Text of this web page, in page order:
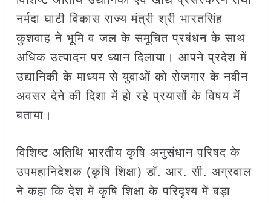
नर्मदा घाटी विकास राज्य मंत्री श्री भारतसिंह
कुशवाह ने भूमि व जल के समूचित प्रबंधन के साथ
अधिक उत्पादन पर ध्यान दिलाया। आपने प्रदेश में
उद्यानिकी के माध्यम से युवाओं को रोजगार के नवीन
अवसर देने की दिशा में हो रहे प्रयासों के विषय में
बताया।
विशिष्ट अतिथि भारतीय कृषि अनुसंधान परिषद के
उपमहानिदेशक (कृषि शिक्षा) डाॅ. आर. सी. अग्रवाल
ने कहा कि देश में कृषि शिक्षा के परिदृश्य में बड़ा